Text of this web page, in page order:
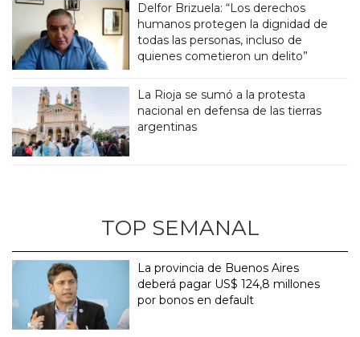
Delfor Brizuela: “Los derechos
humanos protegen la dignidad de
todas las personas, incluso de
quienes cometieron un delito”
La Rioja se sumó a la protesta
nacional en defensa de las tierras
argentinas
TOP SEMANAL
La provincia de Buenos Aires
deberá pagar US$ 124,8 millones
por bonos en default